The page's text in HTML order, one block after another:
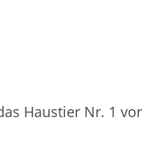
Haustier Nr. 1